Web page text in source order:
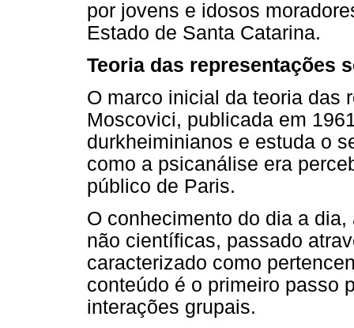
por jovens e idosos
Estado de Santa Catarina.
Teoria das representações
O marco inicial da teoria das
Moscovici, publicada em
durkheiminianos e estuda o
como a psicanálise era
público de Paris.
O conhecimento do dia a
não científicas, passado
caracterizado como
conteúdo é o primeiro passo
interações grupais.